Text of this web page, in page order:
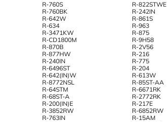
R-760S R-822STWE
R-760BK
R-242IN
R-642W
R-861S
R-634
R-963
R-3471KW
R-875
R-CD1800M
R-9H58
R-870B
R-2V56
R-877HW
R-216
R-240IN
R-775
R-6496ST
R-204
R-642(IN)W
R-613W
R-8772NSL
R-85ST-AA
R-64STM
R-6671RK
R-68ST-A
R-2772RK
R-200(IN)E
R-217E
R-3852RW
R-6852RW
R-763IN
R-15AM